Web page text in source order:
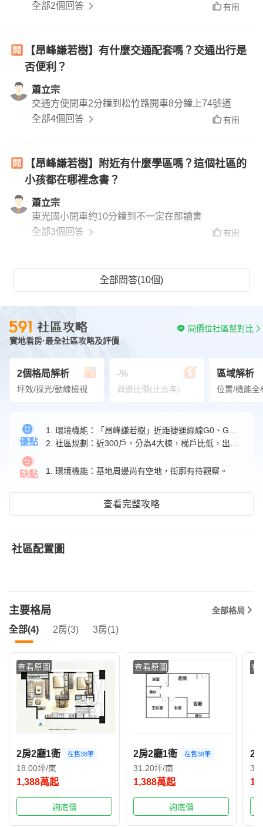
業機能等均5分鐘內很方便
全部2個回答 有用
【昂峰謙若樹】有什麼交通配套嗎？交通出行是
否便利？
蕭立宗
交通方便開車2分鐘到松竹路開車8分鐘上74號道
全部4個回答
有用
【昂峰謙若樹】附近有什麼學區嗎？這個社區的
小孩都在哪裡念書？
蕭立宗
東光國小開車約10分鐘到不一定在那讀書
全部3個回答
有用
全部問答(10個)
實地看房·最全社區攻略及評價
同價位社區幫對比
2個格局解析
坪效/採光/動線檢視
-%
周邊比價(比去年)
區域解析
位置/機能全
優點
缺點 1. 環境機能：基地周邊尚有空地，街廓有待觀察。
查看完整攻略
社區配置圖
主要格局 全部格局
全部(4) 2房(3) 3房(1)
查看原圖
2房2廳1衛 在售38筆
18.00坪/東
1,388萬起
詢底價
查看原圖
2房2廳1衛 在售38筆
31.20坪/南
1,388萬起
詢底價
查
2